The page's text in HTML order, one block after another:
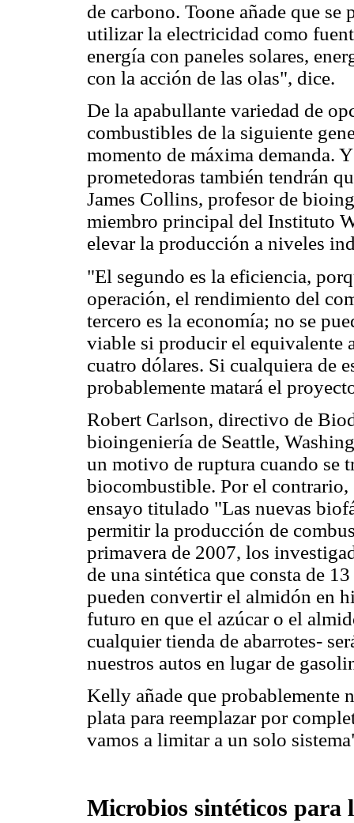
de carbono. Toone añade que
utilizar la electricidad como
energía con paneles solares,
con la acción de las olas", dice.
De la apabullante variedad de
combustibles de la siguiente
momento de máxima demanda.
prometedoras también tendrán
James Collins, profesor de
miembro principal del Instituto
elevar la producción a niveles
"El segundo es la eficiencia,
operación, el rendimiento del
tercero es la economía; no se
viable si producir el equivalente
cuatro dólares. Si cualquiera de
probablemente matará el
Robert Carlson, directivo de
bioingeniería de Seattle,
un motivo de ruptura cuando se
biocombustible. Por el
ensayo titulado "Las nuevas
permitir la producción de
primavera de 2007, los
de una sintética que consta de
pueden convertir el almidón en
futuro en que el azúcar o el
cualquier tienda de abarrotes-
nuestros autos en lugar de
Kelly añade que probablemente
plata para reemplazar por
vamos a limitar a un solo
Microbios sintéticos para